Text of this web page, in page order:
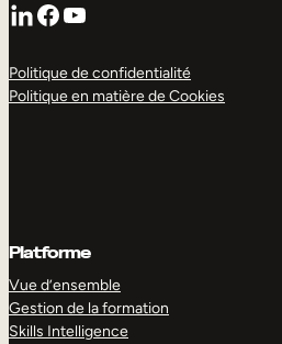
Facebook
YouTube
Politique de confidentialité
Politique en matière de Cookies
Platforme
Vue d’ensemble
Gestion de la formation
Skills Intelligence